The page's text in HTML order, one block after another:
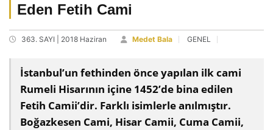
Eden Fetih Cami
363. SAYI | 2018 Haziran Medet Bala GENEL
İstanbul’un fethinden önce yapılan ilk cami
Rumeli Hisarının içine 1452’de bina edilen
Fetih Camii’dir. Farklı isimlerle anılmıştır.
Boğazkesen Cami, Hisar Camii, Cuma Camii,